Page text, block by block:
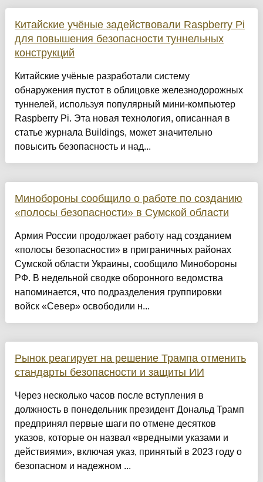
Китайские учёные задействовали Raspberry Pi
для повышения безопасности туннельных
конструкций
Китайские учёные разработали систему
обнаружения пустот в облицовке железнодорожных
туннелей, используя популярный мини-компьютер
Raspberry Pi. Эта новая технология, описанная в
статье журнала Buildings, может значительно
повысить безопасность и над...
Минобороны сообщило о работе по созданию
«полосы безопасности» в Сумской области
Армия России продолжает работу над созданием
«полосы безопасности» в приграничных районах
Сумской области Украины, сообщило Минобороны
РФ. В недельной сводке оборонного ведомства
напоминается, что подразделения группировки
войск «Север» освободили н...
Рынок реагирует на решение Трампа отменить
стандарты безопасности и защиты ИИ
Через несколько часов после вступления в
должность в понедельник президент Дональд Трамп
предпринял первые шаги по отмене десятков
указов, которые он назвал «вредными указами и
действиями», включая указ, принятый в 2023 году о
безопасном и надежном ...